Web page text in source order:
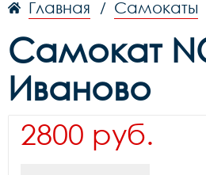
Главная / Самокаты
Самокат
Иваново
2800 руб.